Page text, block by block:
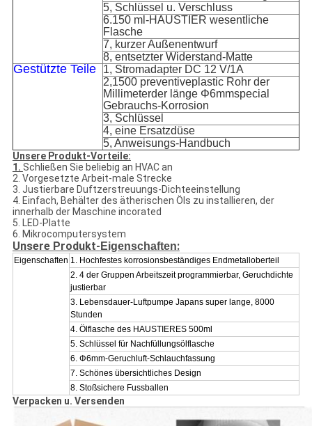
5, Schlüssel u. Verschluss
6.150 ml-HAUSTIER wesentliche
Flasche
7, kurzer Außenentwurf
8, entsetzter Widerstand-Matte
Gestützte Teile
1, Stromadapter DC 12 V/1A
2,1500 preventiveplastic Rohrder
Millimeterder längeΦ6mmspecial
Gebrauchs-Korrosion
3, Schlüssel
4, eine Ersatzdüse
5, Anweisungs-Handbuch
Unsere Produkt-Vorteile:
1. Schließen Sie beliebig an HVAC an
2. Vorgesetzte Arbeit-male Strecke
3. Justierbare Duftzerstreuungs-Dichteeinstellung
4. Einfach, Behälter des ätherischen Öls zu installieren, der
innerhalb der Maschine incorated
5. LED-Platte
6. Mikrocomputersystem
Unsere Produkt- Eigenschaften:
Eigenschaften 1. Hochfestes korrosionsbeständiges Endmetalloberteil
2. 4 der Gruppen Arbeitszeit programmierbar, Geruchdichte
justierbar
3. Lebensdauer-Luftpumpe Japans super lange, 8000
Stunden
4. Ölflasche des HAUSTIERES 500ml
5. Schlüssel für Nachfüllungsölflasche
6. Φ6mm-Geruchluft-Schlauchfassung
7. Schönes übersichtliches Design
8. Stoßsichere Fussballen
Verpacken u. Versenden